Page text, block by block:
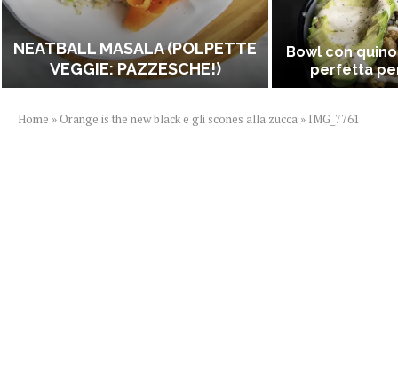
NEATBALL MASALA (POLPETTE
VEGGIE: PAZZESCHE!)
Bowl con
perfetta
Home » Orange is the new black e gli scones alla zucca » IMG_7761